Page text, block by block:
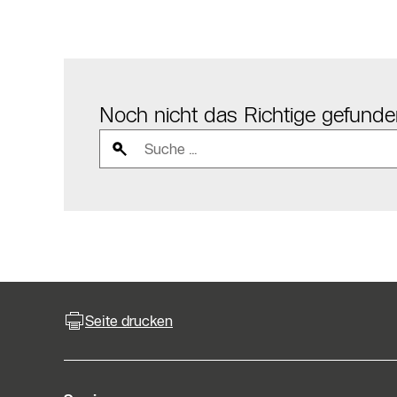
Noch nicht das Richtige
Seite drucken